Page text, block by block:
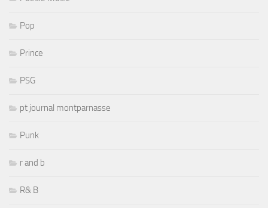
Pop
Prince
PSG
pt journal montparnasse
Punk
r and b
R& B